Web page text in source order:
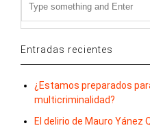
Entradas recientes
¿Estamos preparados
multicriminalidad?
El delirio de Mauro Yánez